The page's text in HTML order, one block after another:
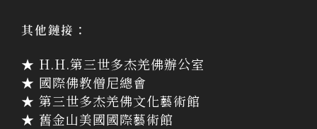
其他鏈接：
★ H.H.第三世多杰羌佛辦公室
★ 國際佛教僧尼總會
★ 第三世多杰羌佛文化藝術館
★ 舊金山美國國際藝術館